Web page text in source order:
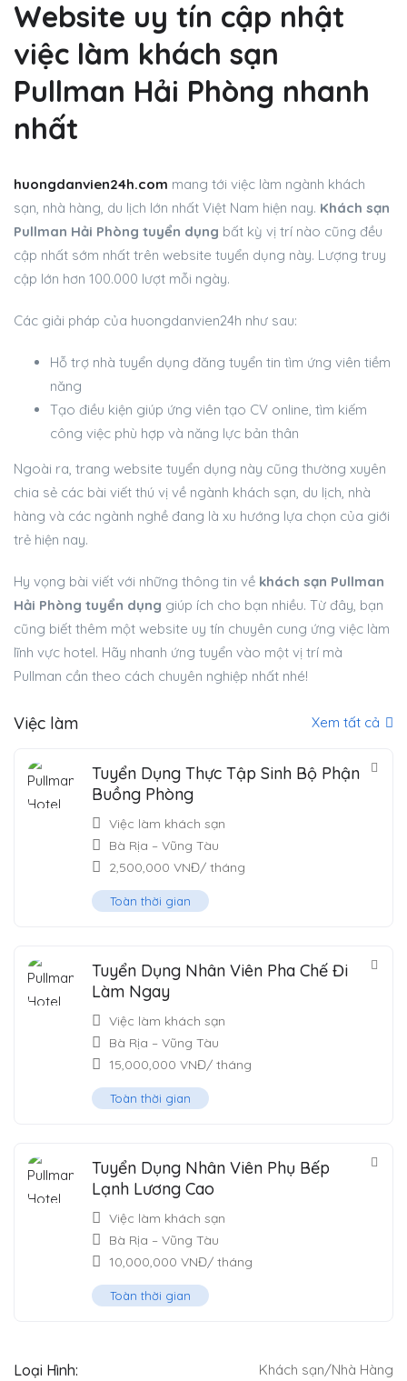
Website uy tín cập nhật
việc làm khách sạn
Pullman Hải Phòng nhanh
nhất
huongdanvien24h.com mang tới việc làm ngành khách
sạn, nhà hàng, du lịch lớn nhất Việt Nam hiện nay. Khách sạn
Pullman Hải Phòng tuyển dụng bất kỳ vị trí nào cũng đều
cập nhất sớm nhất trên website tuyển dụng này. Lượng truy
cập lớn hơn 100.000 lượt mỗi ngày.
Các giải pháp của huongdanvien24h như sau:
Hỗ trợ nhà tuyển dụng đăng tuyển tin tìm ứng viên tiềm
năng
Tạo điều kiện giúp ứng viên tạo CV online, tìm kiếm
công việc phù hợp và năng lực bản thân
Ngoài ra, trang website tuyển dụng này cũng thường xuyên
chia sẻ các bài viết thú vị về ngành khách sạn, du lịch, nhà
hàng và các ngành nghề đang là xu hướng lựa chọn của giới
trẻ hiện nay.
Hy vọng bài viết với những thông tin về khách sạn Pullman
Hải Phòng tuyển dụng giúp ích cho bạn nhiều. Từ đây, bạn
cũng biết thêm một website uy tín chuyên cung ứng việc làm
lĩnh vực hotel. Hãy nhanh ứng tuyển vào một vị trí mà
Pullman cần theo cách chuyên nghiệp nhất nhé!
Việc làm Xem tất cả
Tuyển Dụng Thực Tập Sinh Bộ Phận
Buồng Phòng
Việc làm khách sạn
Bà Rịa – Vũng Tàu
2,500,000 VNĐ/ tháng
Toàn thời gian
Tuyển Dụng Nhân Viên Pha Chế Đi
Làm Ngay
Việc làm khách sạn
Bà Rịa – Vũng Tàu
15,000,000 VNĐ/ tháng
Toàn thời gian
Tuyển Dụng Nhân Viên Phụ Bếp
Lạnh Lương Cao
Việc làm khách sạn
Bà Rịa – Vũng Tàu
10,000,000 VNĐ/ tháng
Toàn thời gian
Loại Hình: Khách sạn/Nhà Hàng